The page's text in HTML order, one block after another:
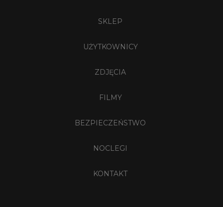
SKLEP
UŻYTKOWNICY
ZDJĘCIA
FILMY
BEZPIECZEŃSTWO
NOCLEGI
KONTAKT